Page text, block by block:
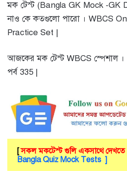
মক টেস্ট (Bangla GK Mock -GK
নাও কে কতগুলো পারো । WBCS
Practice Set |
আজকের মক টেস্ট WBCS স্পেশাল ।
পর্ব 335 |
[সকল মকটেস্ট গুলি একসাথে দেখতে
Bangla Quiz Mock Tests ]